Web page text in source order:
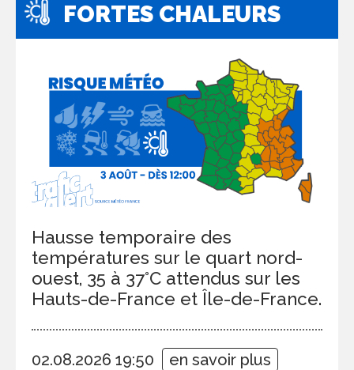
FORTES CHALEURS
Hausse temporaire des
températures sur le quart nord-
ouest, 35 à 37°C attendus sur les
Hauts-de-France et Île-de-France.
02.08.2026 19:50 en savoir plus